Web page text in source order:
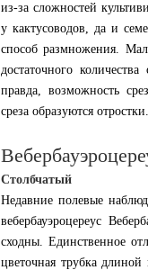
из-за сложностей
у кактусоводов, да и
способ размножения.
достаточного
правда, возможность
среза образуются отростки.
Столбчатый
Недавние полевые
вебербауэроцереус
сходны. Единственное
цветочная трубка